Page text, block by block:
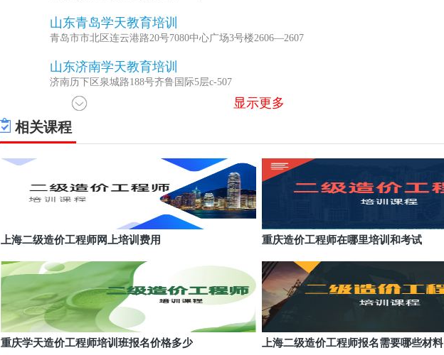
山东青岛学天教育培训
青岛市市北区连云港路20号7080中心广场3号楼2606―2607
山东济南学天教育培训
济南历下区泉城路188号齐鲁国际5层c-507
显示更多
相关课程
上海二级造价工程师网上培训费用 重庆造价工程师在哪里培训和考试
重庆学天造价工程师培训班报名价格多少 上海二级造价工程师报名需要哪些材料